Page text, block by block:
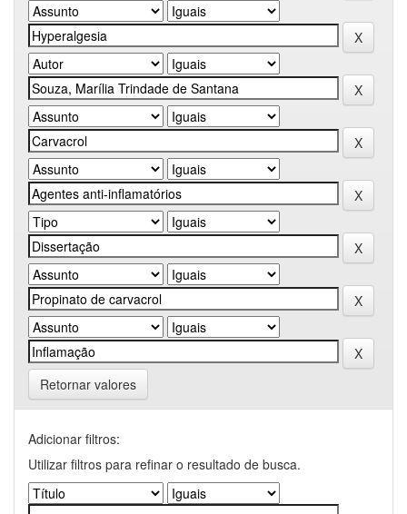
Retornar valores
Adicionar filtros:
Utilizar filtros para refinar o resultado de busca.